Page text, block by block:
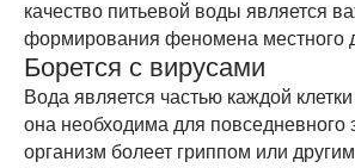
качество питьевой воды является
формирования феномена местного
Борется с вирусами
Вода является частью каждой
она необходима для повседневного
организм болеет гриппом или